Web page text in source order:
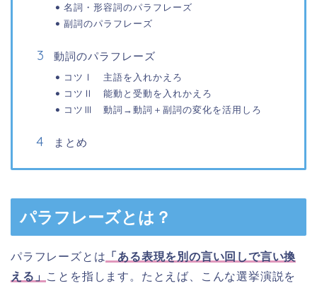
名詞・形容詞のパラフレーズ
副詞のパラフレーズ
動詞のパラフレーズ
コツⅠ 主語を入れかえろ
コツⅡ 能動と受動を入れかえろ
コツⅢ 動詞→動詞＋副詞の変化を活用しろ
まとめ
パラフレーズとは？
パラフレーズとは 「ある表現を別の言い回しで言い換
える」 ことを指します。たとえば、こんな選挙演説を